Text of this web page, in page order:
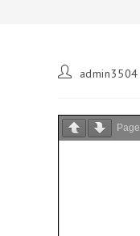
Auteur/autrice
publication :
admin3504
Page